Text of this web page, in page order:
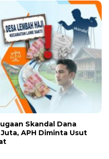
Skandal Dana
APH Diminta Usut